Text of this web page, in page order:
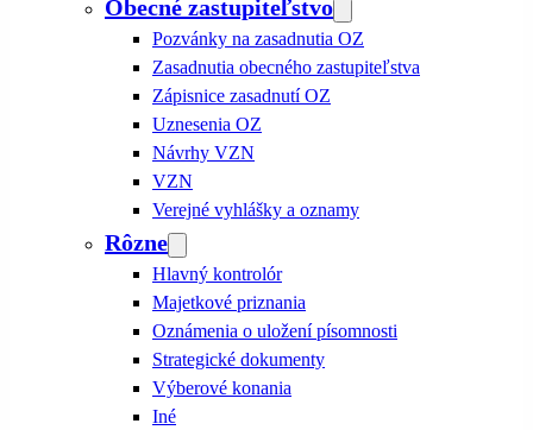
Obecné zastupiteľstvo
Pozvánky na zasadnutia OZ
Zasadnutia obecného zastupiteľstva
Zápisnice zasadnutí OZ
Uznesenia OZ
Návrhy VZN
VZN
Verejné vyhlášky a oznamy
Rôzne
Hlavný kontrolór
Majetkové priznania
Oznámenia o uložení písomnosti
Strategické dokumenty
Výberové konania
Iné